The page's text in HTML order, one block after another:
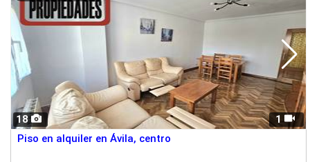
18 1
Piso en alquiler en Ávila, centro